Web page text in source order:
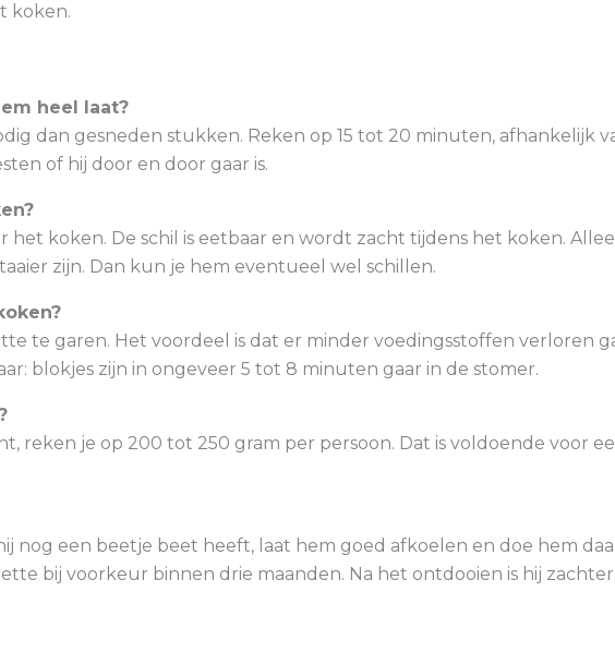
koken.
heel laat?
dan gesneden stukken. Reken op 15 tot 20 minuten, afhankelijk
of hij door en door gaar is.
koken. De schil is eetbaar en wordt zacht tijdens het koken.
zijn. Dan kun je hem eventueel wel schillen.
te garen. Het voordeel is dat er minder voedingsstoffen verloren
blokjes zijn in ongeveer 5 tot 8 minuten gaar in de stomer.
reken je op 200 tot 250 gram per persoon. Dat is voldoende voor
nog een beetje beet heeft, laat hem goed afkoelen en doe hem
bij voorkeur binnen drie maanden. Na het ontdooien is hij